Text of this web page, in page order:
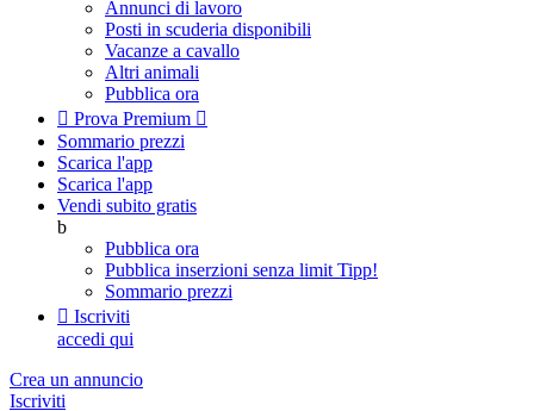
Annunci di lavoro
Posti in scuderia disponibili
Vacanze a cavallo
Altri animali
Pubblica ora
 Prova Premium 
Sommario prezzi
Scarica l'app
Scarica l'app
Vendi subito gratis
b
Pubblica ora
Pubblica inserzioni senza limit Tipp!
Sommario prezzi
 Iscriviti
accedi qui
Crea un annuncio
Iscriviti